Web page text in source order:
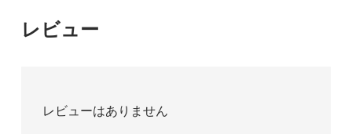
レビュー
レビューはありません